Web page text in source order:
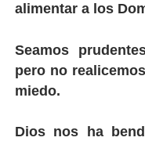
alimentar a los
Seamos
pero no
miedo.
Dios nos ha